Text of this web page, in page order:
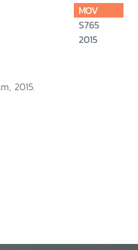
2015.
MOV
S765
2015